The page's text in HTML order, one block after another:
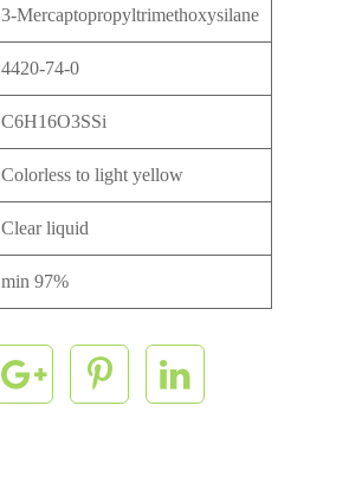
3-Mercaptopropyltrimethoxysilane
4420-74-0
C6H16O3SSi
Colorless to light yellow
Clear liquid
min 97%